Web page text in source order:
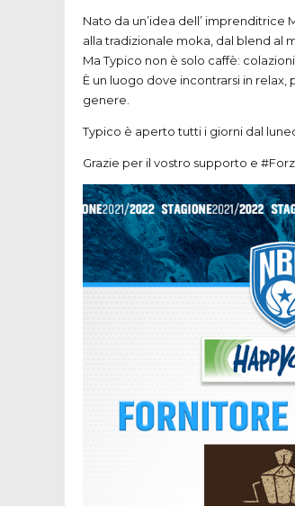
Nato da un’idea dell’ imprenditrice
alla tradizionale moka, dal blend
Ma Typico non è solo caffè:
È un luogo dove incontrarsi in
genere.
Typico è aperto tutti i giorni dal
Grazie per il vostro supporto e